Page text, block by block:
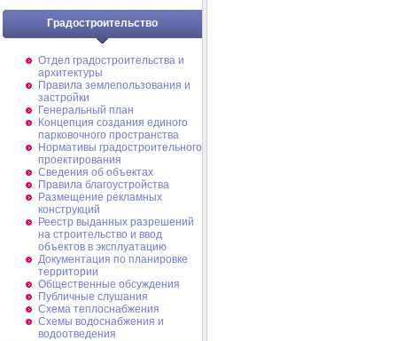
Градостроительство
Отдел градостроительства и
архитектуры
Правила землепользования и
застройки
Генеральный план
Концепция создания единого
парковочного пространства
Нормативы градостроительного
проектирования
Сведения об объектах
Правила благоустройства
Размещение рекламных
конструкций
Реестр выданных разрешений
на строительство и ввод
объектов в эксплуатацию
Документация по планировке
территории
Общественные обсуждения
Публичные слушания
Схема теплоснабжения
Схемы водоснабжения и
водоотведения